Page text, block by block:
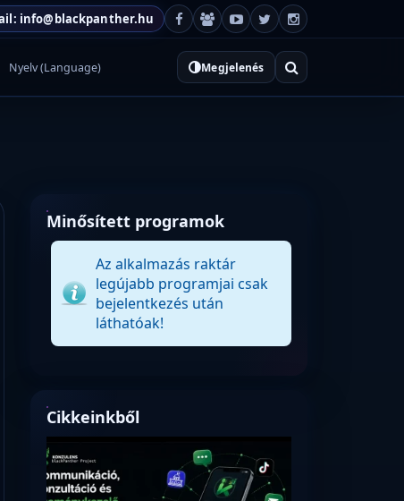
info@blackpanther.hu
Nyelv (Language) Megjelenés
Minősített programok
Az alkalmazás raktár
legújabb programjai csak
bejelentkezés után
láthatóak!
Cikkeinkből